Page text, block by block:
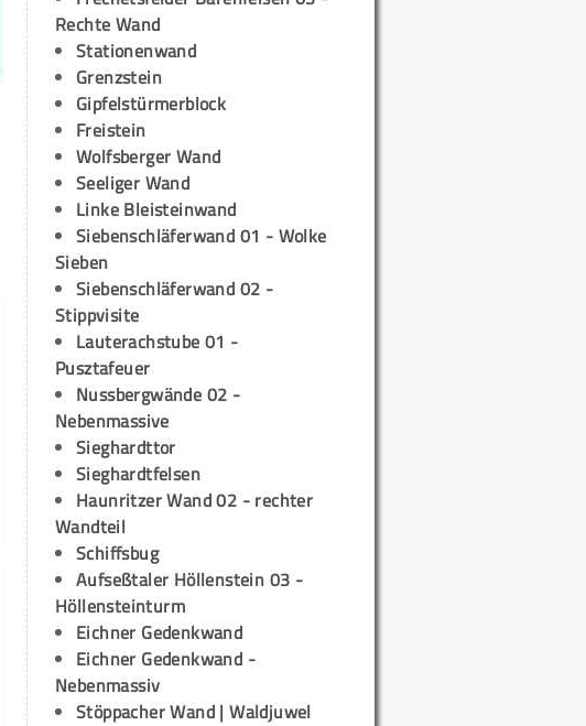
Rechte Wand
Stationenwand
Grenzstein
Gipfelstürmerblock
Freistein
Wolfsberger Wand
Seeliger Wand
Linke Bleisteinwand
Siebenschläferwand 01 - Wolke
Sieben
Siebenschläferwand 02 -
Stippvisite
Lauterachstube 01 -
Pusztafeuer
Nussbergwände 02 -
Nebenmassive
Sieghardttor
Sieghardtfelsen
Haunritzer Wand 02 - rechter
Wandteil
Schiffsbug
Aufseßtaler Höllenstein 03 -
Höllensteinturm
Eichner Gedenkwand
Eichner Gedenkwand -
Nebenmassiv
Stöppacher Wand | Waldjuwel